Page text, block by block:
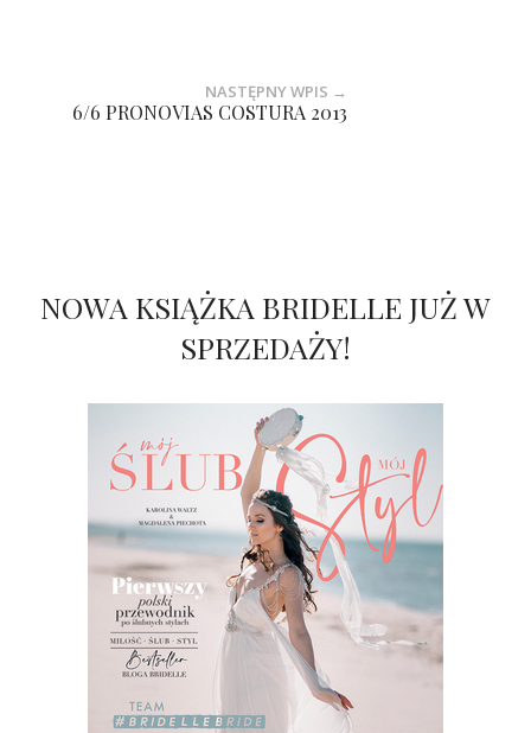
NASTĘPNY WPIS →
6/6 PRONOVIAS COSTURA 2013
NOWA KSIĄŻKA BRIDELLE JUŻ W
SPRZEDAŻY!